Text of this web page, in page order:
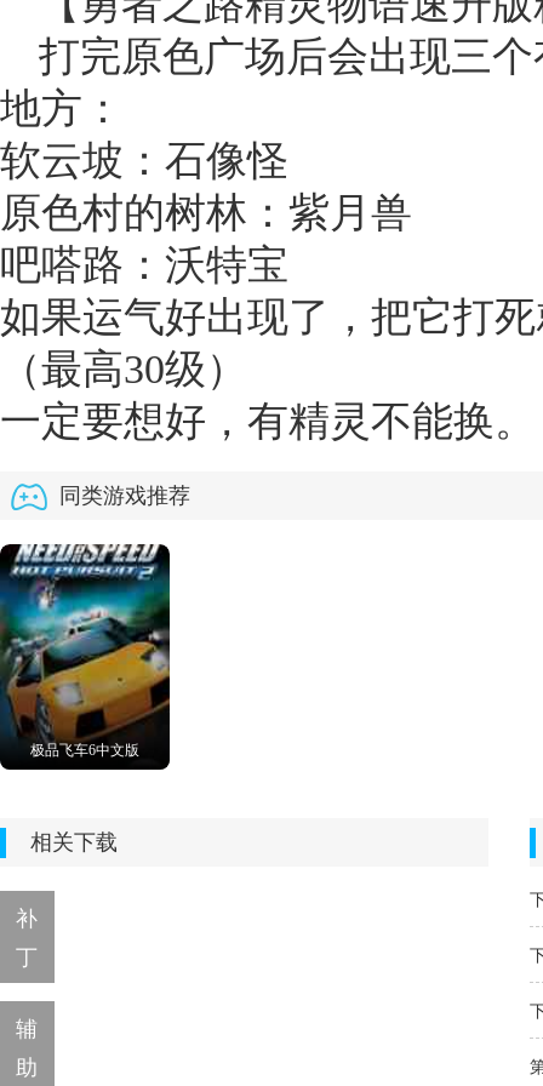
打完原色广场后会出现三
地方：
软云坡：石像怪
原色村的树林：紫月兽
吧嗒路：沃特宝
如果运气好出现了，把它打
（最高30级）
一定要想好，有精灵不能换。
同类游戏推荐
极品飞车6中文版
相关下载
补
丁
辅
助